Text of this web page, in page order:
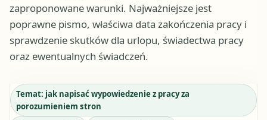
zaproponowane warunki. Najważniejsze jest
poprawne pismo, właściwa data zakończenia pracy i
sprawdzenie skutków dla urlopu, świadectwa pracy
oraz ewentualnych świadczeń.
Temat: jak napisać wypowiedzenie z pracy za
porozumieniem stron